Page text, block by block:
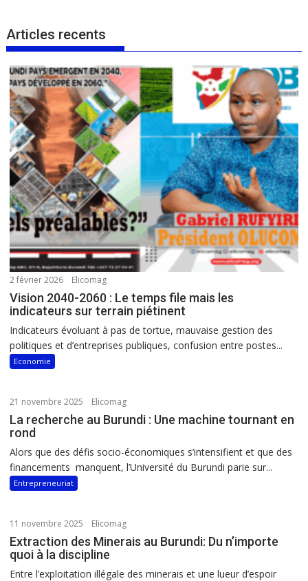
Articles recents
2 février 2026 Elicomag
Vision 2040-2060 : Le temps file mais les
indicateurs sur terrain piétinent
Indicateurs évoluant à pas de tortue, mauvaise gestion des
politiques et d’entreprises publiques, confusion entre postes...
Economie
21 novembre 2025 Elicomag
La recherche au Burundi : Une machine tournant en
rond
Alors que des défis socio-économiques s’intensifient et que des
financements manquent, l’Université du Burundi parie sur...
Entrepreneuriat
11 novembre 2025 Elicomag
Extraction des Minerais au Burundi: Du n’importe
quoi à la discipline
Entre l’exploitation illégale des minerais et une lueur d’espoir